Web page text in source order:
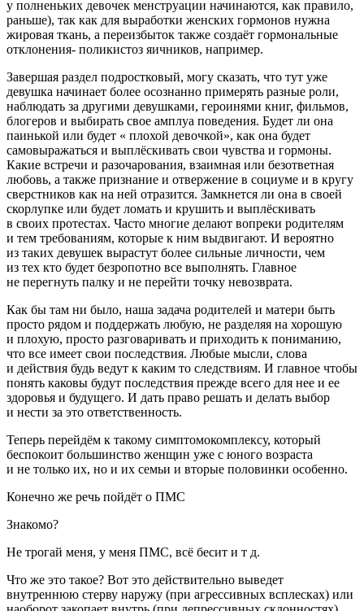
у полненьких девочек менструации начинаются, как правило,
раньше), так как для выработки женских гормонов нужна
жировая ткань, а переизбыток также создаёт гормональные
отклонения- поликистоз яичников, например.
Завершая раздел подростковый, могу сказать, что тут уже
девушка начинает более осознанно примерять разные роли,
наблюдать за другими девушками, героинями книг, фильмов,
блогеров и выбирать свое амплуа поведения. Будет ли она
паинькой или будет « плохой девочкой», как она будет
самовыражаться и выплёскивать свои чувства и гормоны.
Какие встречи и разочарования, взаимная или безответная
любовь, а также признание и отвержение в социуме и в кругу
сверстников как на ней отразится. Замкнется ли она в своей
скорлупке или будет ломать и крушить и выплёскивать
в своих протестах. Часто многие делают вопреки родителям
и тем требованиям, которые к ним выдвигают. И вероятно
из таких девушек вырастут более сильные личности, чем
из тех кто будет безропотно все выполнять. Главное
не перегнуть палку и не перейти точку невозврата.
Как бы там ни было, наша задача родителей и матери быть
просто рядом и поддержать любую, не разделяя на хорошую
и плохую, просто разговаривать и приходить к пониманию,
что все имеет свои последствия. Любые мысли, слова
и действия будь ведут к каким то следствиям. И главное чтобы
понять каковы будут последствия прежде всего для нее и ее
здоровья и будущего. И дать право решать и делать выбор
и нести за это ответственность.
Теперь перейдём к такому симптомокомплексу, который
беспокоит большинство женщин уже с юного возраста
и не только их, но и их семьи и вторые половинки особенно.
Конечно же речь пойдёт о ПМС
Знакомо?
Не трогай меня, у меня ПМС, всё бесит и т д.
Что же это такое? Вот это действительно выведет
внутреннюю стерву наружу (при агрессивных всплесках) или